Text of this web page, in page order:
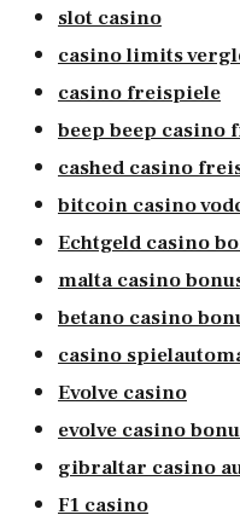
slot casino
casino limits
casino freispiele
beep beep casino
cashed casino
bitcoin casino
Echtgeld casino
malta casino
betano casino
casino
Evolve casino
evolve casino
gibraltar casino
F1 casino